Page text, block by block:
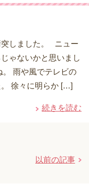
突しました。 ニュー
ゃないかと思いまし
。 雨や風でテレビの
徐々に明らか […]
続きを読む
以前の記事